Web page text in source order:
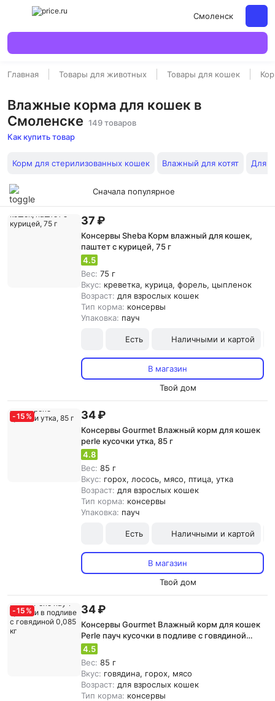
Смоленск
Главная Товары для животных Товары для кошек
Влажные корма для кошек в
Смоленске 149 товаров
Как купить товар
Корм для стерилизованных кошек Влажный для котят Для
Сначала популярное
37 ₽
Консервы Sheba Корм влажный для кошек,
паштет с курицей, 75 г
4.5
Вес: 75 г
Вкус: креветка, курица, форель, цыпленок
Возраст: для взрослых кошек
Тип корма: консервы
Упаковка: пауч
Есть Наличными и картой
В магазин
Твой дом
-15 % 34 ₽
Консервы Gourmet Влажный корм для кошек
perle кусочки утка, 85 г
4.8
Вес: 85 г
Вкус: горох, лосось, мясо, птица, утка
Возраст: для взрослых кошек
Тип корма: консервы
Упаковка: пауч
Есть Наличными и картой
В магазин
Твой дом
-15 % 34 ₽
Консервы Gourmet Влажный корм для кошек
Perle пауч кусочки в подливе с говядиной
0,085 кг
4.5
Вес: 85 г
Вкус: говядина, горох, мясо
Возраст: для взрослых кошек
Тип корма: консервы